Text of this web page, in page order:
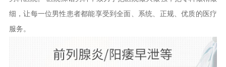
细，让每一位男性患者都能享受到全面、系统、正规、优质的医疗
服务。